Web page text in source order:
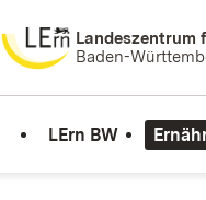
springenLandeszentrum
Baden-
LErn BW